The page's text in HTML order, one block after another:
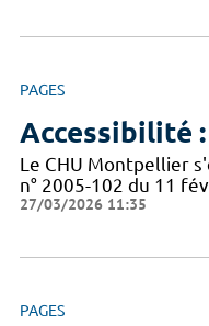
PAGES
Accessibilité
Le CHU Montpellier
n° 2005-102 du 11
27/03/2026 11:35
PAGES